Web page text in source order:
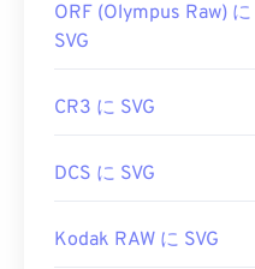
https://
ORF (Olympus Raw) に
SVG
CR3 に SVG
DCS に SVG
Kodak RAW に SVG